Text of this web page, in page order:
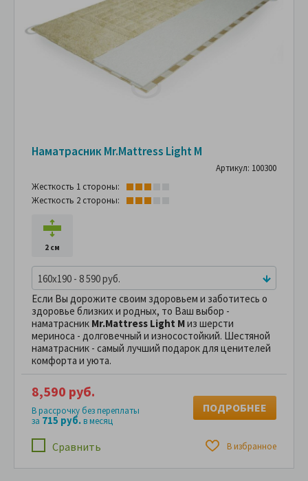
Наматрасник Mr.Mattress Light M
Артикул: 100300
Жесткость 1 стороны:
Жесткость 2 стороны:
2 см
160x190 - 8 590 руб.
Если Вы дорожите своим здоровьем и заботитесь о
здоровье близких и родных, то Ваш выбор -
наматрасник Mr.Mattress Light Mиз шерсти
мериноса - долговечный и износостойкий. Шестяной
наматрасник - самый лучший подарок для ценителей
комфорта и уюта.
Сравнить В избранное
8,590 руб.
В рассрочку без переплаты
за 715 руб.в месяц
ПОДРОБНЕЕ